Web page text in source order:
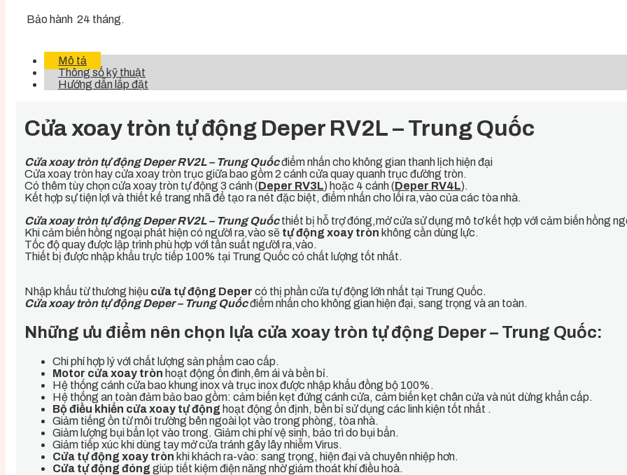
Bảo hành 24 tháng.
Mô tả
Thông số kỹ thuật
Hướng dẫn lắp đặt
Cửa xoay tròn tự động Deper RV2L – Trung Quốc
Cửa xoay tròn tự động Deper RV2L – Trung Quốcđiểm nhấn cho không gian thanh lịch hiện đại
Cửa xoay tròn hay cửa xoay tròn trục giữa bao gồm 2 cánh cửa quay quanh trục đường tròn.
Có thêm tùy chọn cửa xoay tròn tự động 3 cánh (Deper RV3L) hoặc 4 cánh (Deper RV4L).
Kết hợp sự tiện lợi và thiết kế trang nhã để tạo ra nét đặc biệt, điểm nhấn cho lối ra,vào của các tòa nhà.
Cửa xoay tròn tự động Deper RV2L – Trung Quốcthiết bị hỗ trợ đóng,mở cửa sử dụng mô tơ kết hợp với cảm biến hồng
Khi cảm biến hồng ngoại phát hiện có người ra,vào sẽ tự động xoay tròn không cần dùng lực.
Tốc độ quay được lập trình phù hợp với tần suất người ra,vào.
Thiết bị được nhập khẩu trực tiếp 100% tại Trung Quốc có chất lượng tốt nhất.
Nhập khẩu từ thương hiệu cửa tự động Deper có thị phần cửa tự động lớn nhất tại Trung Quốc.
Cửa xoay tròn tự động Deper – Trung Quốcđiểm nhấn cho không gian hiện đại, sang trọng và an toàn.
Những ưu điểm nên chọn lựa cửa xoay tròn tự động Deper – Trung Quốc:
Chi phí hợp lý với chất lượng sản phẩm cao cấp.
Motor cửa xoay tròn hoạt động ổn đinh,êm ái và bền bỉ.
Hệ thống cánh cửa bao khung inox và trục inox được nhập khẩu đồng bộ 100%.
Hệ thống an toàn đảm bảo bao gồm: cảm biến kẹt đứng cánh cửa, cảm biến kẹt chân cửa và nút dừng khẩn cấp.
Bộ điều khiển cửa xoay tự động hoạt động ổn định, bền bỉ sử dụng các linh kiện tốt nhất .
Giảm tiếng ồn từ môi trường bên ngoài lọt vào trong phòng, tòa nhà.
Giảm lượng bụi bẩn lọt vào trong. Giảm chi phí vệ sinh, bảo trì do bụi bẩn.
Giảm tiếp xúc khi dùng tay mở cửa tránh gây lây nhiễm Virus.
Cửa tự động xoay tròn khi khách ra-vào: sang trọng, hiện đại và chuyên nhiệp hơn.
Cửa tự động đóng giúp tiết kiệm điện năng nhờ giảm thoát khí điều hoà.